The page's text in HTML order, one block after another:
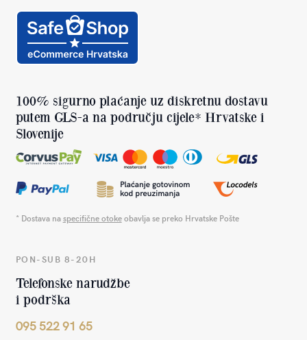
100% sigurno plaćanje uz diskretnu dostavu
putem GLS-a na području cijele* Hrvatske i
Slovenije
* Dostava naspecifične otokeobavlja se preko Hrvatske Pošte
PON-SUB 8-20H
Telefonske narudžbe
i podrška
095 522 91 65